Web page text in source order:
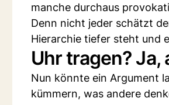
manche durchaus
Denn nicht jeder schätzt
Hierarchie tiefer steht und
Uhr tragen? Ja,
Nun könnte ein Argument
kümmern, was andere